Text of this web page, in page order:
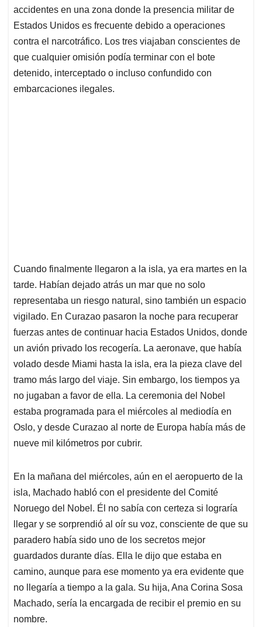
accidentes en una zona donde la presencia militar de
Estados Unidos es frecuente debido a operaciones
contra el narcotráfico. Los tres viajaban conscientes de
que cualquier omisión podía terminar con el bote
detenido, interceptado o incluso confundido con
embarcaciones ilegales.
Cuando finalmente llegaron a la isla, ya era martes en la
tarde. Habían dejado atrás un mar que no solo
representaba un riesgo natural, sino también un espacio
vigilado. En Curazao pasaron la noche para recuperar
fuerzas antes de continuar hacia Estados Unidos, donde
un avión privado los recogería. La aeronave, que había
volado desde Miami hasta la isla, era la pieza clave del
tramo más largo del viaje. Sin embargo, los tiempos ya
no jugaban a favor de ella. La ceremonia del Nobel
estaba programada para el miércoles al mediodía en
Oslo, y desde Curazao al norte de Europa había más de
nueve mil kilómetros por cubrir.
En la mañana del miércoles, aún en el aeropuerto de la
isla, Machado habló con el presidente del Comité
Noruego del Nobel. Él no sabía con certeza si lograría
llegar y se sorprendió al oír su voz, consciente de que su
paradero había sido uno de los secretos mejor
guardados durante días. Ella le dijo que estaba en
camino, aunque para ese momento ya era evidente que
no llegaría a tiempo a la gala. Su hija, Ana Corina Sosa
Machado, sería la encargada de recibir el premio en su
nombre.